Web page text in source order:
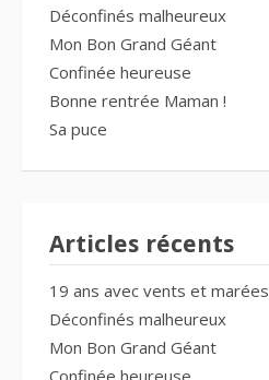
Déconfinés malheureux
Mon Bon Grand Géant
Confinée heureuse
Bonne rentrée Maman !
Sa puce
Articles récents
19 ans avec vents et marées
Déconfinés malheureux
Mon Bon Grand Géant